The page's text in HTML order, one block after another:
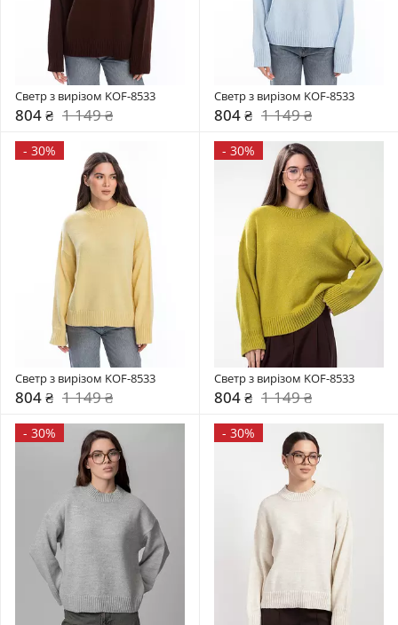
Светр з вирізом KOF-8533
804 ₴ 1 149 ₴
Светр з вирізом KOF-8533
804 ₴ 1 149 ₴
- 30%
Светр з вирізом KOF-8533
804 ₴ 1 149 ₴
- 30%
Светр з вирізом KOF-8533
804 ₴ 1 149 ₴
- 30% - 30%